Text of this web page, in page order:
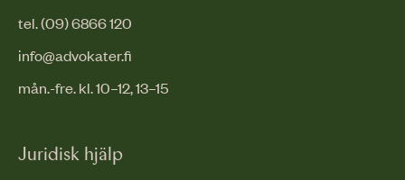
tel. (09) 6866 120
info@advokater.fi
mån.-fre. kl. 10–12, 13–15
Juridisk hjälp